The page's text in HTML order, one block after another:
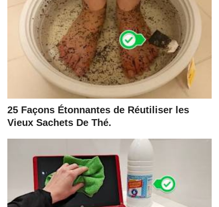
25 Façons Étonnantes de Réutiliser les
Vieux Sachets De Thé.